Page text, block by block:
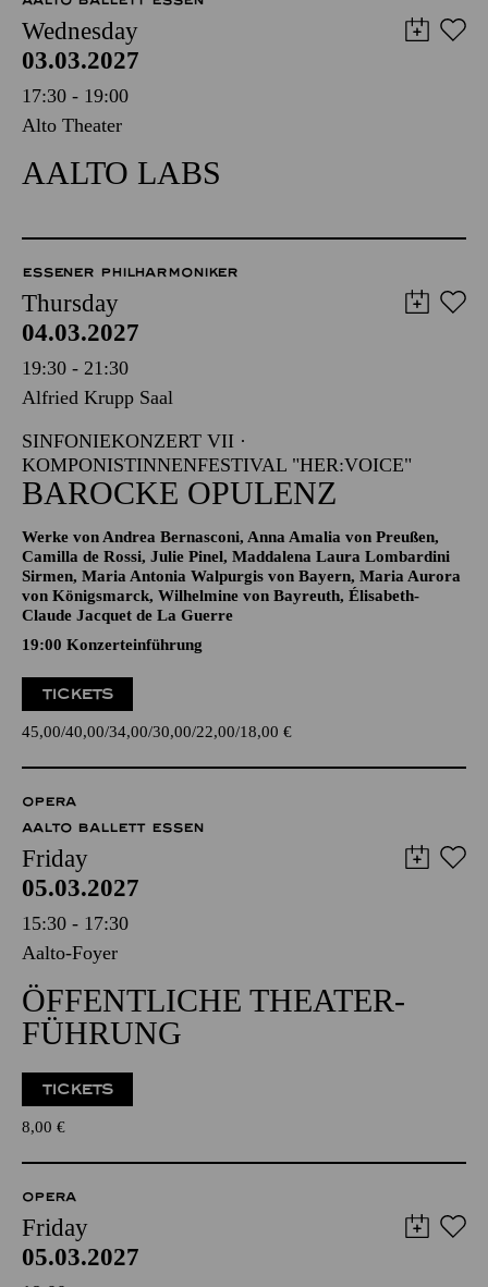
Wednesday
03.03.2027
17:30 - 19:00
Alto Theater
AALTO LABS
ESSENER PHILHARMONIKER
Thursday
04.03.2027
19:30 - 21:30
Alfried Krupp Saal
SINFONIEKONZERT VII ·
KOMPONISTINNENFESTIVAL "HER:VOICE"
BAROCKE OPULENZ
Werke von Andrea Bernasconi, Anna Amalia von Preußen,
Camilla de Rossi, Julie Pinel, Maddalena Laura Lombardini
Sirmen, Maria Antonia Walpurgis von Bayern, Maria Aurora
von Königsmarck, Wilhelmine von Bayreuth, Élisabeth-
Claude Jacquet de La Guerre
19:00 Konzerteinführung
TICKETS
45,00 40,00 34,00 30,00 22,00 18,00 €
OPERA
AALTO BALLETT ESSEN
Friday
05.03.2027
15:30 - 17:30
Aalto-Foyer
ÖFFENTLICHE THEATER­
FÜHRUNG
TICKETS
8,00 €
OPERA
Friday
05.03.2027